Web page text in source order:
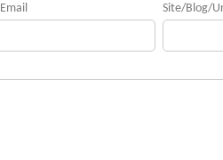
Email Site/Blog/